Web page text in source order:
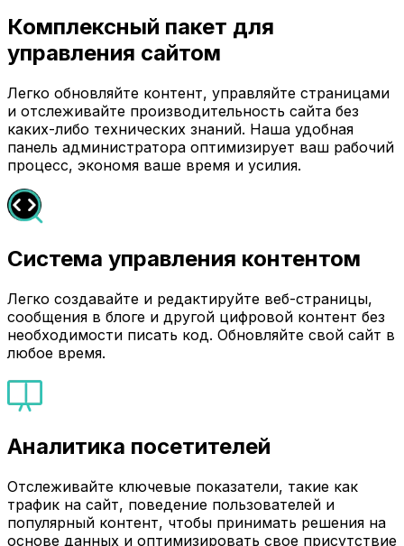
Комплексный пакет для
управления сайтом
Легко обновляйте контент, управляйте страницами
и отслеживайте производительность сайта без
каких-либо технических знаний. Наша удобная
панель администратора оптимизирует ваш рабочий
процесс, экономя ваше время и усилия.
Система управления контентом
Легко создавайте и редактируйте веб-страницы,
сообщения в блоге и другой цифровой контент без
необходимости писать код. Обновляйте свой сайт в
любое время.
Аналитика посетителей
Отслеживайте ключевые показатели, такие как
трафик на сайт, поведение пользователей и
популярный контент, чтобы принимать решения на
основе данных и оптимизировать свое присутствие